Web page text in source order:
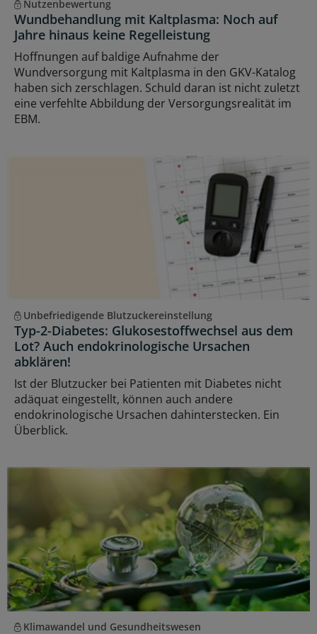
Nutzenbewertung
Wundbehandlung mit Kaltplasma: Noch auf
Jahre hinaus keine Regelleistung
Hoffnungen auf baldige Aufnahme der
Wundversorgung mit Kaltplasma in den GKV-Katalog
haben sich zerschlagen. Schuld daran ist nicht zuletzt
eine verfehlte Abbildung der Versorgungsrealität im
EBM.
Unbefriedigende Blutzuckereinstellung
Typ-2-Diabetes: Glukosestoffwechsel aus dem
Lot? Auch endokrinologische Ursachen
abklären!
Ist der Blutzucker bei Patienten mit Diabetes nicht
adäquat eingestellt, können auch andere
endokrinologische Ursachen dahinterstecken. Ein
Überblick.
Klimawandel und Gesundheitswesen